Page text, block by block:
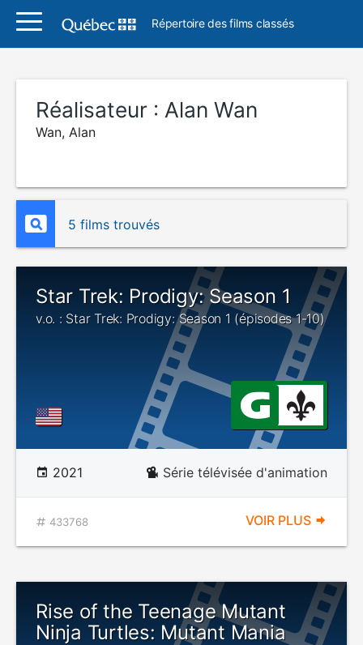
Répertoire des films classés
Réalisateur : Alan Wan
Wan, Alan
5 films trouvés
Star Trek: Prodigy: Season 1
v.o. : Star Trek: Prodigy: Season 1 (épisodes 1-10)
2021 Série télévisée d'animation
433768 VOIR PLUS
Rise of the Teenage Mutant
Ninja Turtles: Mutant Mania